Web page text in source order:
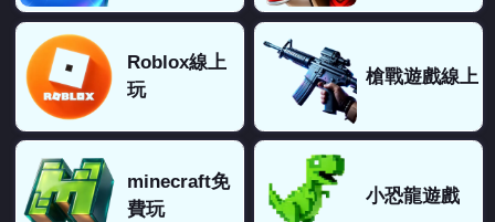
Roblox線上
玩
槍戰遊戲線上
minecraft免
費玩
小恐龍遊戲